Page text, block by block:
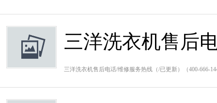
三洋洗衣机售后
三洋洗衣机售后电话/维修服务热线（/已更新）（400-666-